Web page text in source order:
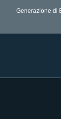
Generazione di